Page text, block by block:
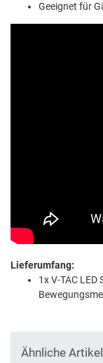
Geeignet für
Lieferumfang:
1x V-TAC
Ähnliche Artikel